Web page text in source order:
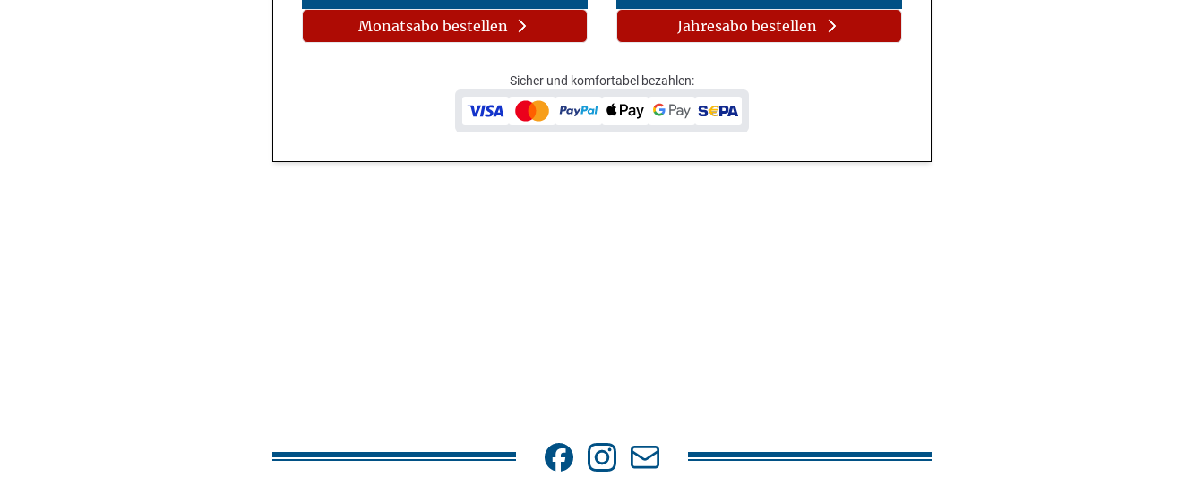
Monatsabo bestellen Jahresabo bestellen
Sicher und komfortabel bezahlen: